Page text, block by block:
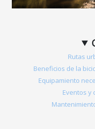
Rutas
Beneficios de la
Equipamiento
Eventos y